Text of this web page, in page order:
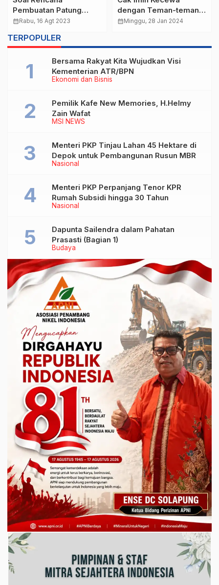
Pembuatan Patung
Soekarno Rp.10 T Di
Uang Rakyat
Dihamburkan
calendar_monthRabu, 16 Agt 2023
dengan Teman-teman,
Akibat Terbeli Partai
calendar_monthMinggu, 28 Jan 2024
TERPOPULER
Ekonomi dan Bisnis
Bersama Rakyat Kita Wujudkan Visi
Kementerian ATR/BPN
MSI NEWS
Pemilik Kafe New Memories, H.Helmy
Zain Wafat
Nasional
Menteri PKP Tinjau Lahan 45 Hektare di
Depok untuk Pembangunan Rusun MBR
Nasional
Menteri PKP Perpanjang Tenor KPR
Rumah Subsidi hingga 30 Tahun
Budaya
Dapunta Sailendra dalam Pahatan
Prasasti (Bagian 1)